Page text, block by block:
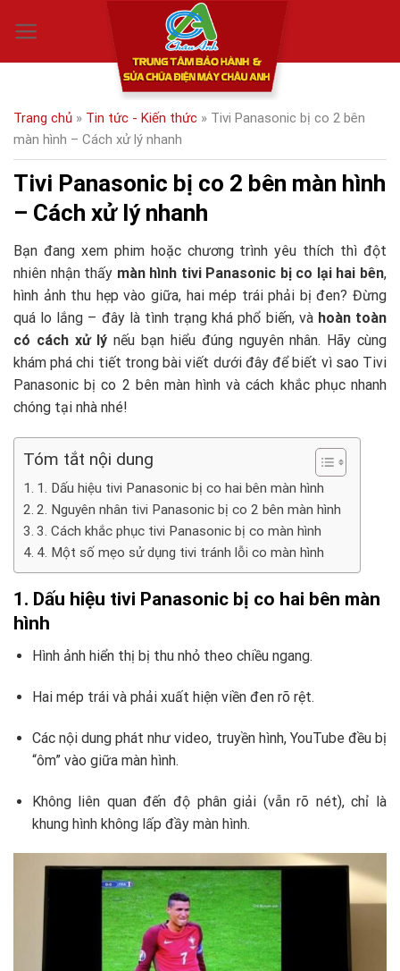
Trang chủ » Tin tức - Kiến thức » Tivi Panasonic bị co 2 bên
màn hình – Cách xử lý nhanh
Tivi Panasonic bị co 2 bên màn hình
– Cách xử lý nhanh
Bạn đang xem phim hoặc chương trình yêu thích thì đột
nhiên nhận thấy màn hình tivi Panasonic bị co lại hai bên,
hình ảnh thu hẹp vào giữa, hai mép trái phải bị đen? Đừng
quá lo lắng – đây là tình trạng khá phổ biến, và hoàn toàn
có cách xử lý nếu bạn hiểu đúng nguyên nhân. Hãy cùng
khám phá chi tiết trong bài viết dưới đây để biết vì sao Tivi
Panasonic bị co 2 bên màn hình và cách khắc phục nhanh
chóng tại nhà nhé!
Tóm tắt nội dung
1. Dấu hiệu tivi Panasonic bị co hai bên màn hình
2. Nguyên nhân tivi Panasonic bị co 2 bên màn hình
3. Cách khắc phục tivi Panasonic bị co màn hình
4. Một số mẹo sử dụng tivi tránh lỗi co màn hình
1. Dấu hiệu tivi Panasonic bị co hai bên màn
hình
Hình ảnh hiển thị bị thu nhỏ theo chiều ngang.
Hai mép trái và phải xuất hiện viền đen rõ rệt.
Các nội dung phát như video, truyền hình, YouTube đều bị
“ôm” vào giữa màn hình.
Không liên quan đến độ phân giải (vẫn rõ nét), chỉ là
khung hình không lấp đầy màn hình.